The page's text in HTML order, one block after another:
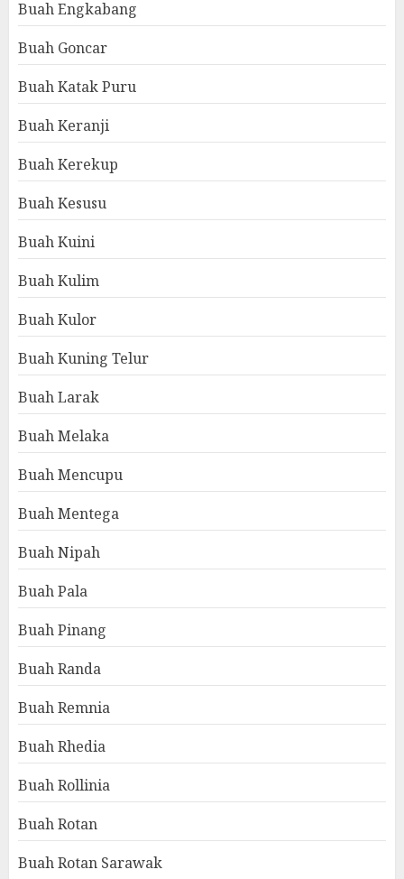
Buah Engkabang
Buah Goncar
Buah Katak Puru
Buah Keranji
Buah Kerekup
Buah Kesusu
Buah Kuini
Buah Kulim
Buah Kulor
Buah Kuning Telur
Buah Larak
Buah Melaka
Buah Mencupu
Buah Mentega
Buah Nipah
Buah Pala
Buah Pinang
Buah Randa
Buah Remnia
Buah Rhedia
Buah Rollinia
Buah Rotan
Buah Rotan Sarawak